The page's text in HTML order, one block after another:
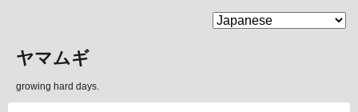
MENU
ヤマムギ
growing hard days.